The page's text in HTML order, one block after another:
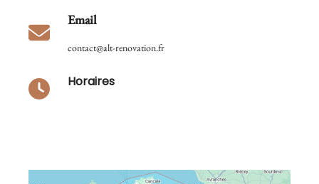
Email
contact@alt-renovation.fr
Horaires